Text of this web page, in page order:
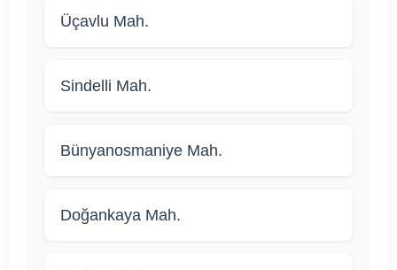
Üçavlu Mah.
Sindelli Mah.
Bünyanosmaniye Mah.
Doğankaya Mah.